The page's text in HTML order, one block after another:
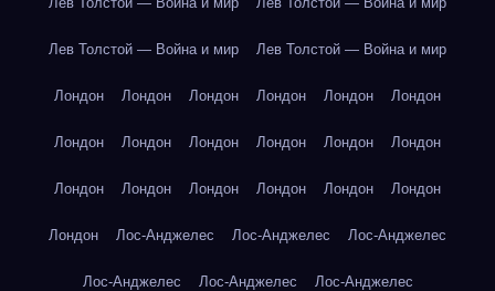
Лев Толстой — Война и мир Лев Толстой — Война и мир
Лондон Лондон Лондон Лондон Лондон Лондон
Лондон Лондон Лондон Лондон Лондон Лондон
Лондон Лондон Лондон Лондон Лондон Лондон
Лондон Лос-Анджелес Лос-Анджелес Лос-Анджелес
Лос-Анджелес Лос-Анджелес Лос-Анджелес